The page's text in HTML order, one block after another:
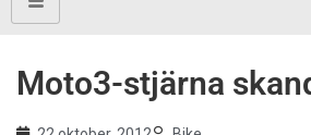
Moto3-stjärna